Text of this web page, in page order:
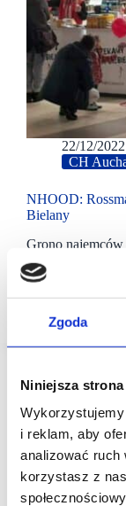
Zgoda
Niniejsza
i reklam, aby
analizować ruch
korzystasz z
22/12/2022
CH
NHOOD:
Bielany
Grono
Bielany
grudnia klienci